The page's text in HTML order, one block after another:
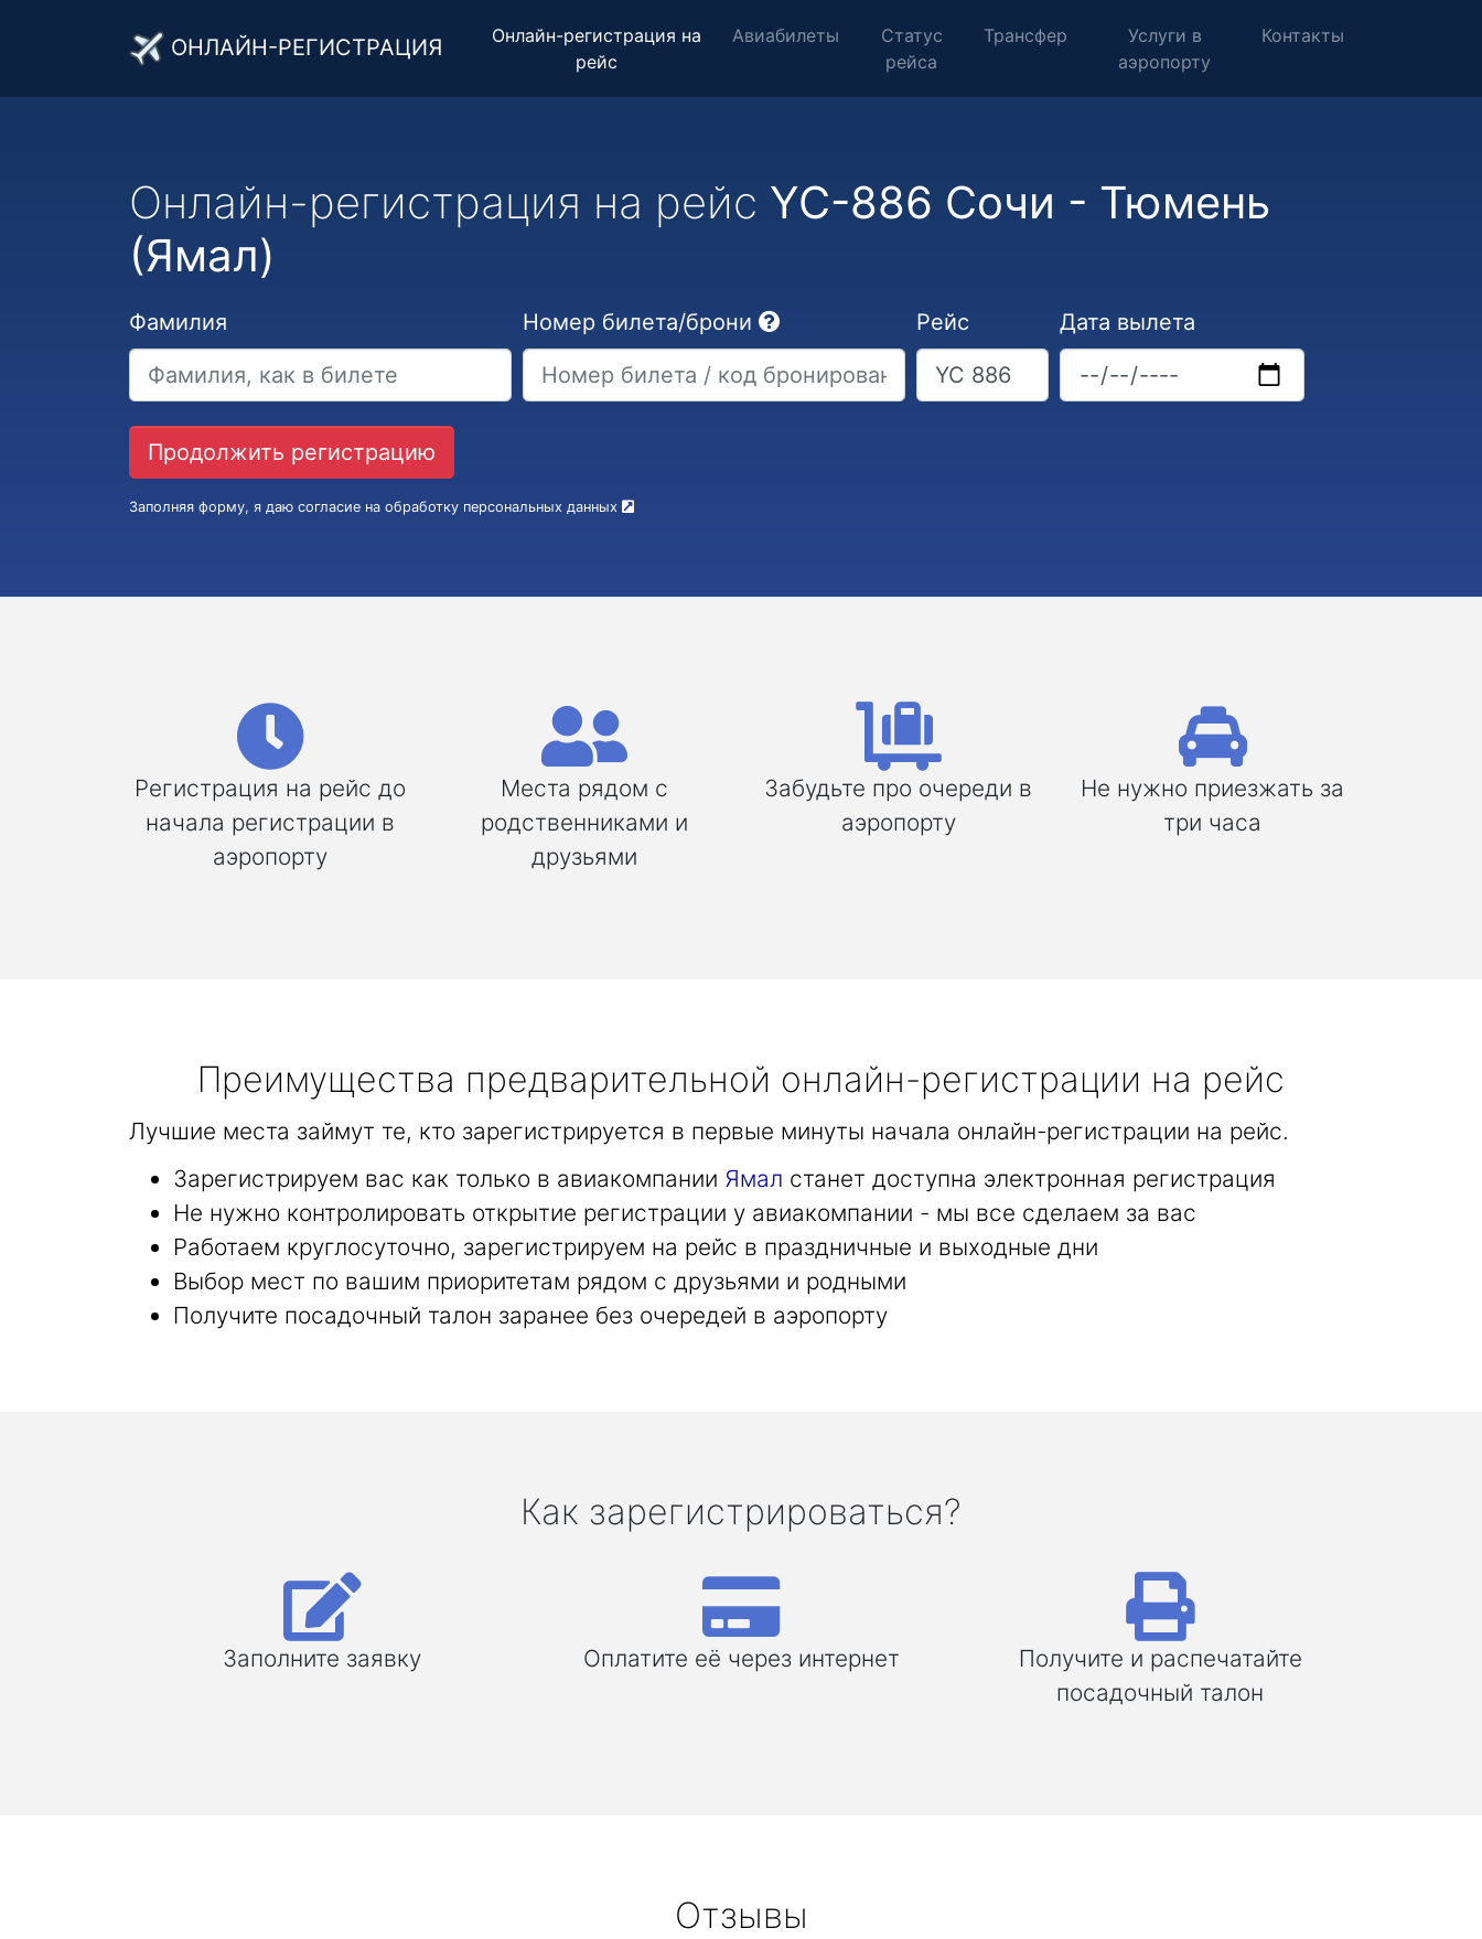
ОНЛАЙН-РЕГИСТРАЦИЯ
Онлайн-регистрация на
рейс
Авиабилеты
Статус
рейса
Трансфер
Услуги в
аэропорту
Контакты
Онлайн-регистрация на рейс YC-886 Сочи - Тюмень
(Ямал)
Фамилия Номер билета/брони Рейс Дата вылета
Заполняя форму, я даю согласие на обработку персональных данных
Регистрация на рейс до
начала регистрации в
аэропорту
Места рядом с
родственниками и
друзьями
Забудьте про очереди в
аэропорту
Не нужно приезжать за
три часа
Преимущества предварительной онлайн-регистрации на рейс
Лучшие места займут те, кто зарегистрируется в первые минуты начала онлайн-регистрации на рейс.
Зарегистрируем вас как только в авиакомпании Ямал станет доступна электронная регистрация
Не нужно контролировать открытие регистрации у авиакомпании - мы все сделаем за вас
Работаем круглосуточно, зарегистрируем на рейс в праздничные и выходные дни
Выбор мест по вашим приоритетам рядом с друзьями и родными
Получите посадочный талон заранее без очередей в аэропорту
Как зарегистрироваться?
Заполните заявку Оплатите её через интернет
Получите и распечатайте
посадочный талон
Отзывы